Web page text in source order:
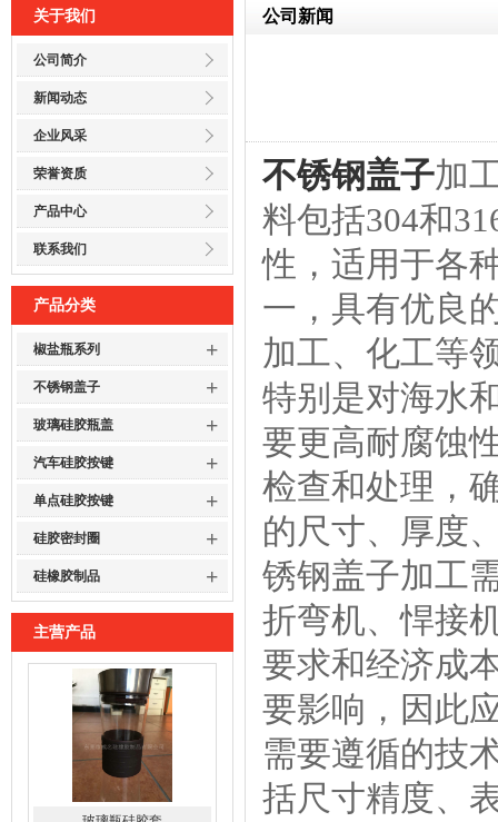
关于我们
公司简介
新闻动态
企业风采
荣誉资质
产品中心
联系我们
产品分类
椒盐瓶系列 +
不锈钢盖子 +
玻璃硅胶瓶盖 +
汽车硅胶按键 +
单点硅胶按键 +
硅胶密封圈 +
硅橡胶制品 +
主营产品
玻璃瓶硅胶套
公司新闻
不锈钢盖子加
料包括304和
性，适用于各
一，具有优良
加工、化工等
特别是对海水
要更高耐腐蚀
检查和处理，
的尺寸、厚度
锈钢盖子加工
折弯机、悍接
要求和经济成
要影响，因此
需要遵循的技
括尺寸精度、